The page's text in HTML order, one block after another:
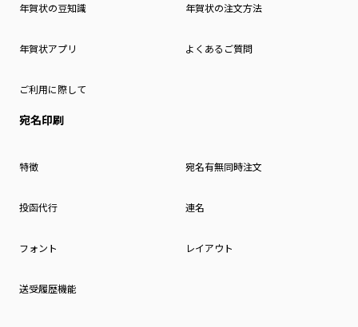
年賀状の豆知識 年賀状の注文方法
年賀状アプリ よくあるご質問
ご利用に際して
宛名印刷
特徴 宛名有無同時注文
投函代行 連名
フォント レイアウト
送受履歴機能